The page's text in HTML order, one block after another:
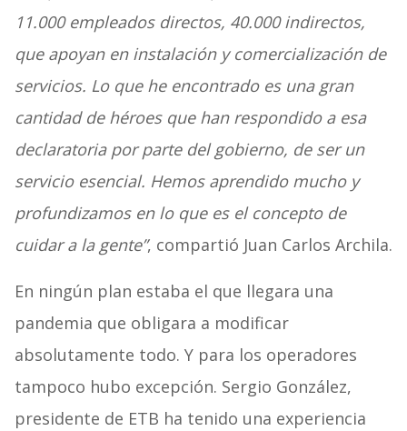
11.000 empleados directos, 40.000 indirectos,
que apoyan en instalación y comercialización de
servicios. Lo que he encontrado es una gran
cantidad de héroes que han respondido a esa
declaratoria por parte del gobierno, de ser un
servicio esencial. Hemos aprendido mucho y
profundizamos en lo que es el concepto de
cuidar a la gente”, compartió Juan Carlos Archila.
En ningún plan estaba el que llegara una
pandemia que obligara a modificar
absolutamente todo. Y para los operadores
tampoco hubo excepción. Sergio González,
presidente de ETB ha tenido una experiencia